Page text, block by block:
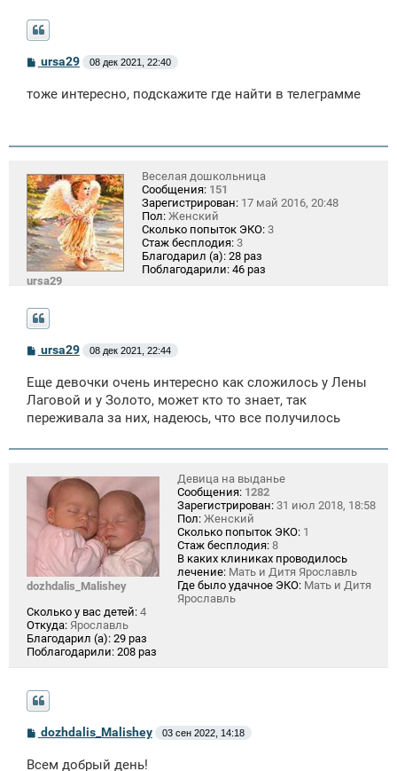
С
о
б
и
ursa29 08 дек 2021, 22:40
тоже интересно, подскажите где найти в телеграмме
ursa29
Веселая дошкольница
Сообщения: 151
Зарегистрирован: 17 май 2016, 20:48
Пол: Женский
Сколько попыток ЭКО: 3
Стаж бесплодия: 3
Благодарил (а): 28 раз
Поблагодарили: 46 раз
С
о
б
щ
н
е
ursa29 08 дек 2021, 22:44
Еще девочки очень интересно как сложилось у Лены
Лаговой и у Золото, может кто то знает, так
переживала за них, надеюсь, что все получилось
dozhdalis_Malishey
Девица на выданье
Сообщения: 1282
Зарегистрирован: 31 июл 2018, 18:58
Пол: Женский
Сколько попыток ЭКО: 1
Стаж бесплодия: 8
В каких клиниках проводилось
лечение: Мать и Дитя Ярославль
Где было удачное ЭКО: Мать и Дитя
Ярославль
Сколько у вас детей: 4
Откуда: Ярославль
Благодарил (а): 29 раз
Поблагодарили: 208 раз
С
о
б
dozhdalis_Malishey 03 сен 2022, 14:18
Всем добрый день!